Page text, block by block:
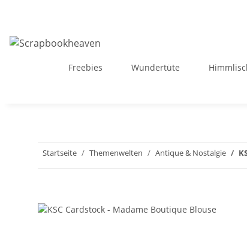
Freebies Wundertüte
Startseite Themenwelten Antique & Nostalgie